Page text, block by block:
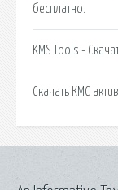
бесплатно.
KMS Tools -
Скачать КМС